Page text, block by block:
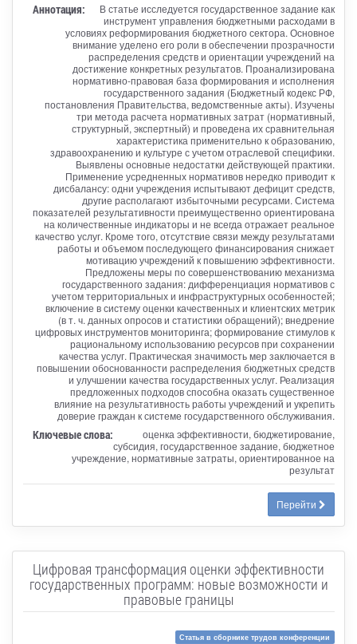
Аннотация:
В статье исследуется государственное задание как
инструмент управления бюджетными расходами в
условиях реформирования бюджетного сектора. Основное
внимание уделено его роли в обеспечении прозрачности
распределения средств и ориентации учреждений на
достижение конкретных результатов. Проанализирована
нормативно-правовая база формирования и исполнения
государственного задания (Бюджетный кодекс РФ,
постановления Правительства, ведомственные акты). Изучены
три метода расчета нормативных затрат (нормативный,
структурный, экспертный) и проведена их сравнительная
характеристика применительно к образованию,
здравоохранению и культуре с учетом отраслевой специфики.
Выявлены основные недостатки действующей практики.
Применение усредненных нормативов нередко приводит к
дисбалансу: одни учреждения испытывают дефицит средств,
другие располагают избыточными ресурсами. Система
показателей результативности преимущественно ориентирована
на количественные индикаторы и не всегда отражает реальное
качество услуг. Кроме того, отсутствие связи между результатами
работы и объемом последующего финансирования снижает
мотивацию учреждений к повышению эффективности.
Предложены меры по совершенствованию механизма
государственного задания: дифференциация нормативов с
учетом территориальных и инфраструктурных особенностей;
включение в систему оценки качественных и клиентских метрик
(в т. ч. данных опросов и статистики обращений); внедрение
цифровых инструментов мониторинга; формирование стимулов к
рациональному использованию ресурсов при сохранении
качества услуг. Практическая значимость мер заключается в
повышении обоснованности распределения бюджетных средств
и улучшении качества государственных услуг. Реализация
предложенных подходов способна оказать существенное
влияние на результативность работы учреждений и укрепить
доверие граждан к системе государственного обслуживания.
Ключевые слова:
оценка эффективности, бюджетирование,
субсидия, государственное задание, бюджетное
учреждение, нормативные затраты, ориентированное на
результат
Перейти
Цифровая трансформация оценки эффективности
государственных программ: новые возможности и
правовые границы
Статья в сборнике трудов конференции